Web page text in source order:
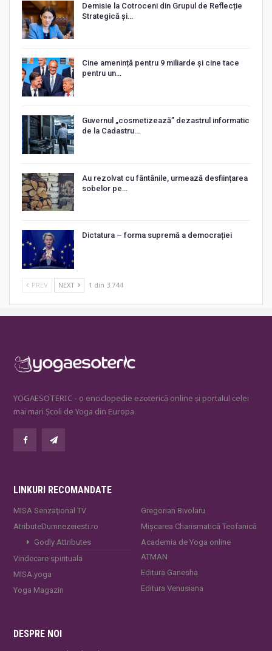
Demisie la Cotroceni din Grupul de Reflecție
Strategică și…
Cine amenință pentru 9 miliarde și cine tace
pentru un…
Guvernul „cosmetizează” dezastrul informatic
de la Cadastru…
Au rezolvat cu fântânile, urmează desființarea
sobelor pe…
Dictatura – forma supremă a democrației
PREV NEXT 1 din 3.744
YOGAESOTERIC - o enciclopedie ezoterică online și portalul celei
mai mari Școli de Yoga din Europa.
LINKURI RECOMANDATE
MISA Senzaţional TV
AtributeDumnezeiesti.ro
Godly Attributes
Vindecare spirituală
MISA.yoga
Yoga Magazin
Gregorian Bivolaru
Mișcarea Charismatică Teofanică
Academia de Yoga online
ATMAN
Editura Ganesha
Editura Venusiana
DESPRE NOI